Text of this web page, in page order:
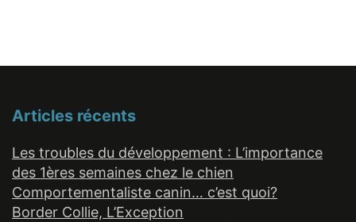
Articles récents
Les troubles du développement : L’importance
des 1ères semaines chez le chien
Comportementaliste canin… c’est quoi?
Border Collie, L’Exception